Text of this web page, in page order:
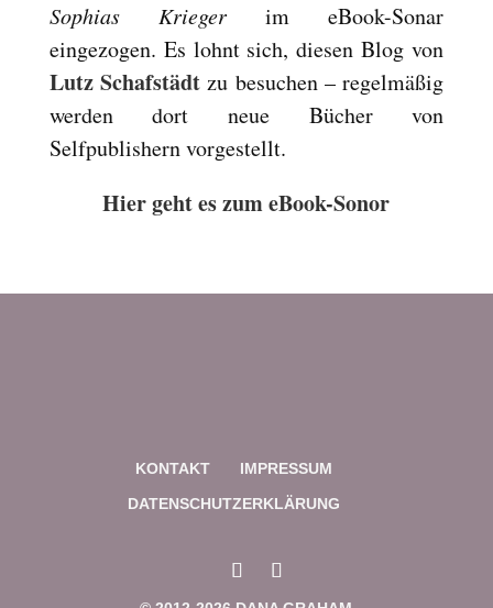
Sophias Kriegerim eBook-Sonar
eingezogen. Es lohnt sich, diesen Blog von
Lutz Schafstädt zu besuchen – regelmäßig
werden dort neue Bücher von
Selfpublishern vorgestellt.
Hier geht es zum eBook-Sonor
KONTAKT
IMPRESSUM
DATENSCHUTZERKLÄRUNG
brightness_low Dunkler Kontrast
format_underlined Links unterstreichen
font_download Links markieren
all